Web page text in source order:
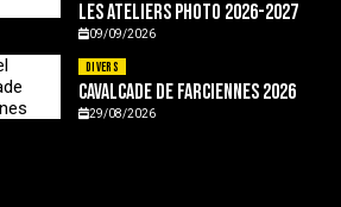
Les ateliers photo 2026-2027
09/09/2026
Divers
Cavalcade de Farciennes 2026
29/08/2026